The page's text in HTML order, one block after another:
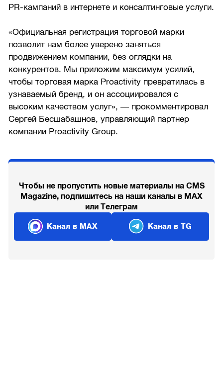
PR-кампаний в интернете и консалтинговые услуги.
«Официальная регистрация торговой марки
позволит нам более уверено заняться
продвижением компании, без оглядки на
конкурентов. Мы приложим максимум усилий,
чтобы торговая марка Proactivity превратилась в
узнаваемый бренд, и он ассоциировался с
высоким качеством услуг», — прокомментировал
Сергей Бесшабашнов, управляющий партнер
компании Proactivity Group.
Чтобы не пропустить новые материалы на CMS
Magazine, подпишитесь на наши каналы в MAX
или Телеграм
Канал в MAX Канал в TG